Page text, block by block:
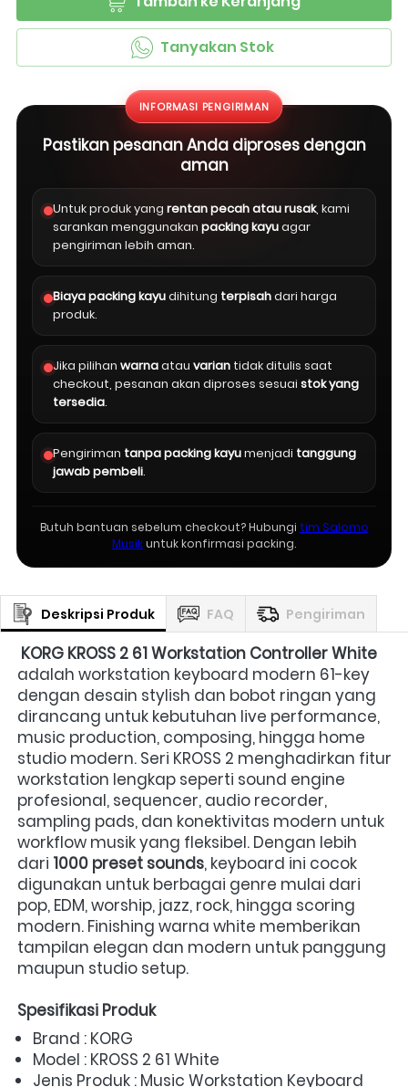
` Tanyakan Stok
INFORMASI PENGIRIMAN
Pastikan pesanan Anda diproses dengan
aman
Untuk produk yang rentan pecah atau rusak, kami
sarankan menggunakan packing kayuagar
pengiriman lebih aman.
Biaya packing kayudihitung terpisahdari harga
produk.
Jika pilihan warnaatau varian tidak ditulis saat
checkout, pesanan akan diproses sesuai stok yang
tersedia.
Pengiriman tanpa packing kayumenjadi tanggung
jawab pembeli.
Butuh bantuan sebelum checkout? Hubungi tim Salomo
Musikuntuk konfirmasi packing.
Deskripsi Produk FAQ Pengiriman
KORG KROSS 2 61 Workstation Controller White
adalah workstation keyboard modern 61-key
dengan desain stylish dan bobot ringan yang
dirancang untuk kebutuhan live performance,
music production, composing, hingga home
studio modern. Seri KROSS 2 menghadirkan fitur
workstation lengkap seperti sound engine
profesional, sequencer, audio recorder,
sampling pads, dan konektivitas modern untuk
workflow musik yang fleksibel. Dengan lebih
dari 1000 preset sounds, keyboard ini cocok
digunakan untuk berbagai genre mulai dari
pop, EDM, worship, jazz, rock, hingga scoring
modern. Finishing warna white memberikan
tampilan elegan dan modern untuk panggung
maupun studio setup.
Spesifikasi Produk
Brand : KORG
Model : KROSS 2 61 White
Jenis Produk : Music Workstation Keyboard